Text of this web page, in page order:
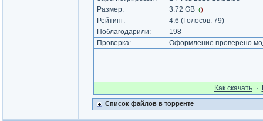
Размер:
3.72 GB ()
Рейтинг: 4.6 (Голосов: 79)
Поблагодарили:
198
Проверка:
Оформление проверено
Как cкачать·
Список файлов в торренте